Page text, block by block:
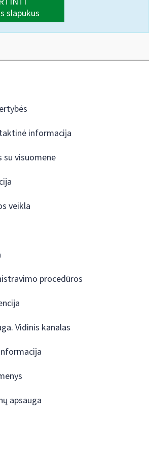
slapukus
informacija
su visuomene
veikla
procedūros
Vidinis kanalas
apsauga